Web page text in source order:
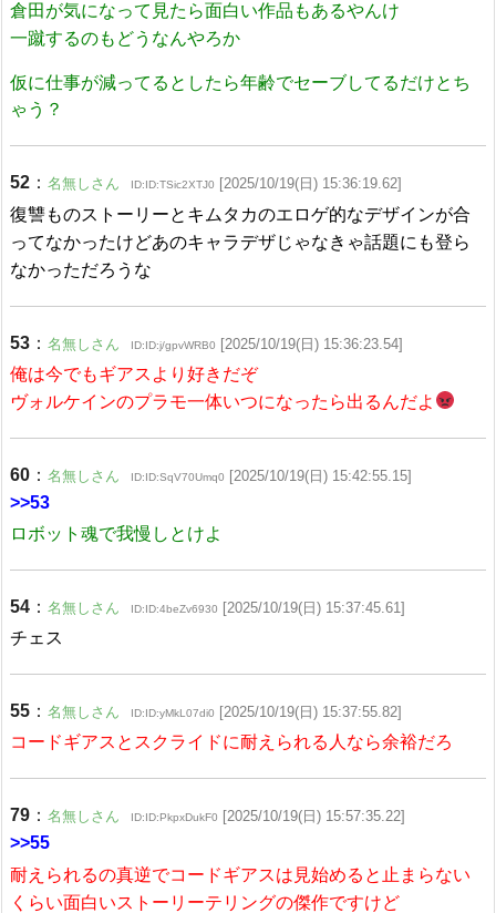
倉田が気になって見たら面白い作品もあるやんけ
一蹴するのもどうなんやろか
仮に仕事が減ってるとしたら年齢でセーブしてるだけとち
ゃう？
52 ： 名無しさん ID:ID:TSic2XTJ0 [2025/10/19(日) 15:36:19.62]
復讐ものストーリーとキムタカのエロゲ的なデザインが合
ってなかったけどあのキャラデザじゃなきゃ話題にも登ら
なかっただろうな
53 ： 名無しさん ID:ID:j/gpvWRB0 [2025/10/19(日) 15:36:23.54]
俺は今でもギアスより好きだぞ
ヴォルケインのプラモ一体いつになったら出るんだよ
60 ： 名無しさん ID:ID:SqV70Umq0 [2025/10/19(日) 15:42:55.15]
>>53
ロボット魂で我慢しとけよ
54 ： 名無しさん ID:ID:4beZv6930 [2025/10/19(日) 15:37:45.61]
チェス
55 ： 名無しさん ID:ID:yMkL07di0 [2025/10/19(日) 15:37:55.82]
コードギアスとスクライドに耐えられる人なら余裕だろ
79 ： 名無しさん ID:ID:PkpxDukF0 [2025/10/19(日) 15:57:35.22]
>>55
耐えられるの真逆でコードギアスは見始めると止まらない
くらい面白いストーリーテリングの傑作ですけど